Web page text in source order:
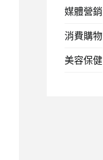
媒體營銷
消費購物
美容保健